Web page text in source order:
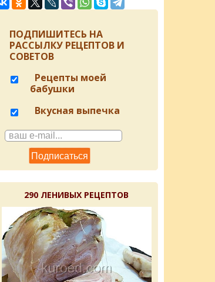
ПОДПИШИТЕСЬ НА
РАССЫЛКУ РЕЦЕПТОВ И
СОВЕТОВ
Рецепты моей
бабушки
Вкусная выпечка
290 ЛЕНИВЫХ РЕЦЕПТОВ